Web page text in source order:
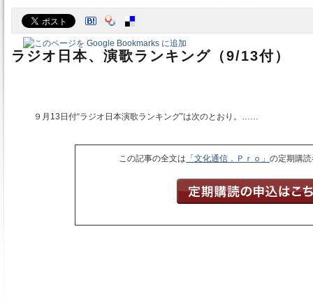
ラジオ日本、演歌ランキング（9/13付）
９月13日付“ラジオ日本演歌ランキング”は次のとおり。……
この記事の全文は 「文化通信．Ｐｒｏ」の定期購